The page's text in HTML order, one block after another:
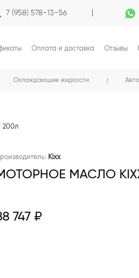
7 (958) 578-13-56
Оплата и доставка Отзывы
Охлаждающие жидкости
200л
Kixx
МАСЛО KIXX
747 ₽